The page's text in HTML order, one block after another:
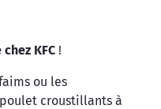
KFC !
ou les
croustillants à